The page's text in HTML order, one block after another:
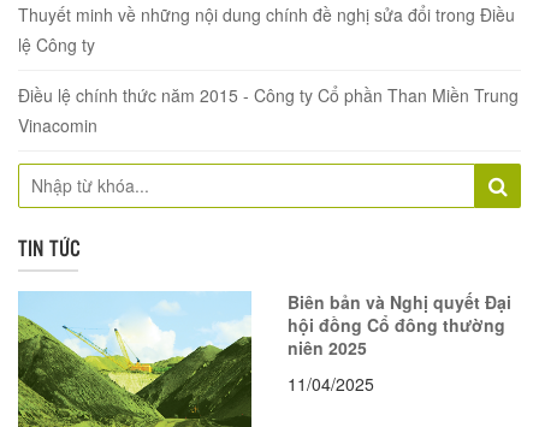
Thuyết minh về những nội dung chính đề nghị sửa đổi trong Điều
lệ Công ty
Điều lệ chính thức năm 2015 - Công ty Cổ phần Than Miền Trung
Vinacomin
TIN TỨC
Biên bản và Nghị quyết Đại
hội đồng Cổ đông thường
niên 2025
11/04/2025